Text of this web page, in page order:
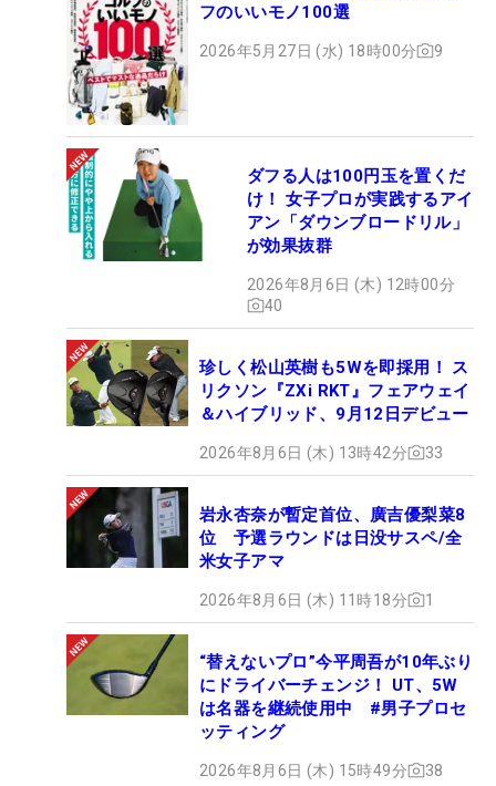
フのいいモノ100選
2026年5月27日 (水) 18時00分 9
ダフる人は100円玉を置くだ
け！ 女子プロが実践するアイ
アン「ダウンブロードリル」
が効果抜群
2026年8月6日 (木) 12時00分
40
珍しく松山英樹も5Wを即採用！ ス
リクソン『ZXi RKT』フェアウェイ
＆ハイブリッド、9月12日デビュー
2026年8月6日 (木) 13時42分 33
岩永杏奈が暫定首位、廣吉優梨菜8
位 予選ラウンドは日没サスペ/全
米女子アマ
2026年8月6日 (木) 11時18分 1
“替えないプロ”今平周吾が10年ぶり
にドライバーチェンジ！ UT、5W
は名器を継続使用中 #男子プロセ
ッティング
2026年8月6日 (木) 15時49分 38